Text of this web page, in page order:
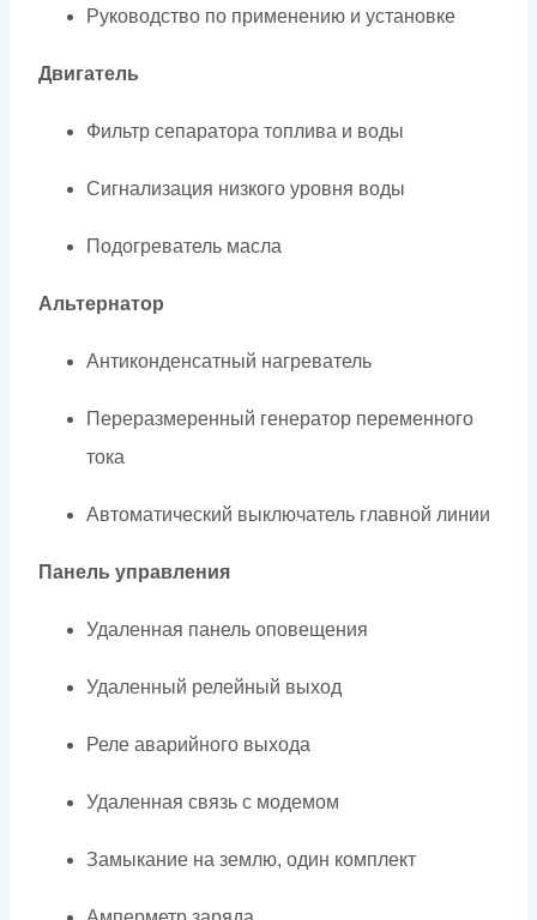
Руководство по применению и установке
Двигатель
Фильтр сепаратора топлива и воды
Сигнализация низкого уровня воды
Подогреватель масла
Альтернатор
Антиконденсатный нагреватель
Переразмеренный генератор переменного
тока
Автоматический выключатель главной линии
Панель управления
Удаленная панель оповещения
Удаленный релейный выход
Реле аварийного выхода
Удаленная связь с модемом
Замыкание на землю, один комплект